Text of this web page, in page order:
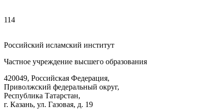
114
Российский исламский институт
Частное учреждение высшего образования
420049, Российская Федерация,
Приволжский федеральный округ,
Республика Татарстан,
г. Казань, ул. Газовая, д. 19